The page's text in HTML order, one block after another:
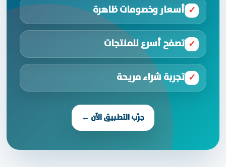
✓ أسعار وخصومات ظاهرة
✓ تصفح أسرع للمنتجات
✓ تجربة شراء مريحة
جرّب التطبيق الآن ←